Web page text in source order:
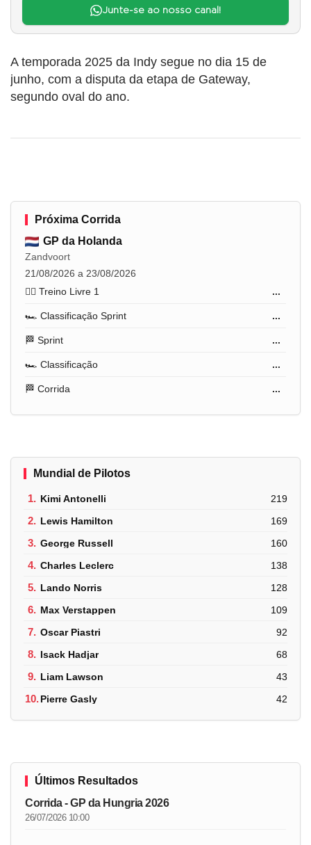
Junte-se ao nosso canal!
A temporada 2025 da Indy segue no dia 15 de
junho, com a disputa da etapa de Gateway,
segundo oval do ano.
Próxima Corrida
GP da Holanda
Zandvoort
21/08/2026 a 23/08/2026
🏋️‍♂️ Treino Livre 1
...
🏎️ Classificação Sprint ...
🏁 Sprint ...
🏎️ Classificação ...
🏁 Corrida ...
Mundial de Pilotos
1. Kimi Antonelli 219
2. Lewis Hamilton 169
3. George Russell 160
4. Charles Leclerc 138
5. Lando Norris 128
6. Max Verstappen 109
7. Oscar Piastri 92
8. Isack Hadjar 68
9. Liam Lawson 43
10.Pierre Gasly 42
Últimos Resultados
Corrida - GP da Hungria 2026
26/07/2026 10:00